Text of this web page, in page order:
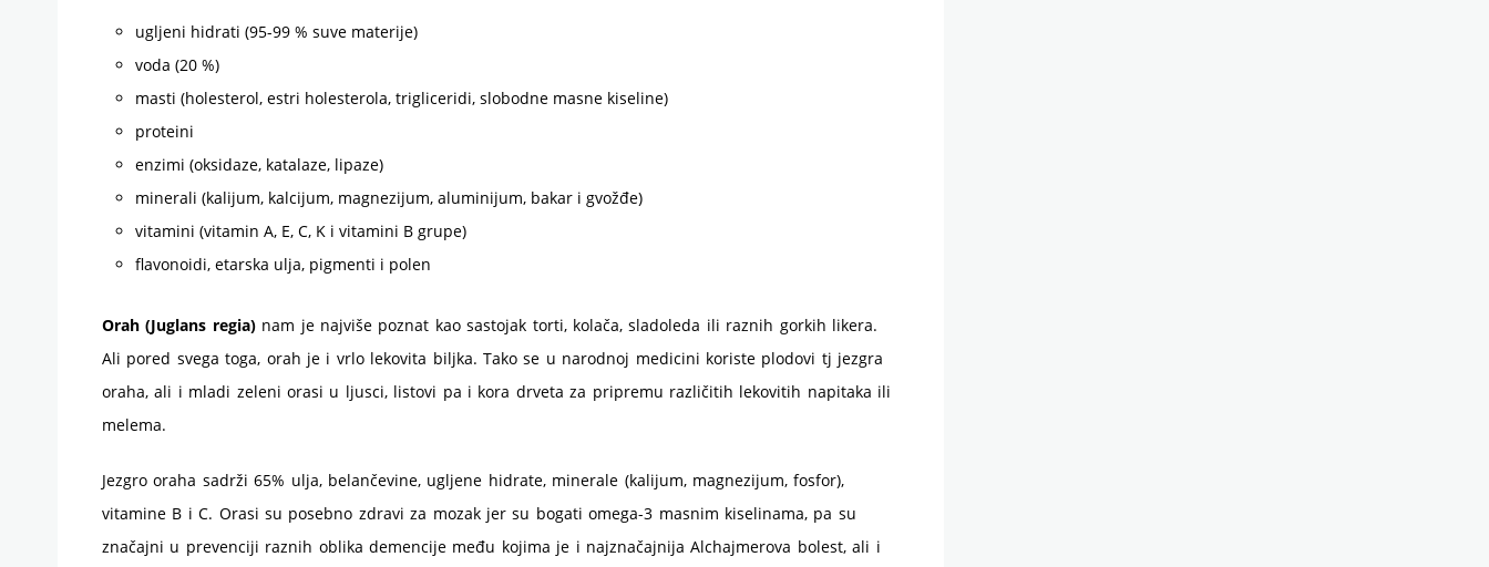
ugljeni hidrati (95-99 % suve materije)
voda (20 %)
masti (holesterol, estri holesterola, trigliceridi, slobodne masne kiseline)
proteini
enzimi (oksidaze, katalaze, lipaze)
minerali (kalijum, kalcijum, magnezijum, aluminijum, bakar i gvožđe)
vitamini (vitamin A, E, C, K i vitamini B grupe)
flavonoidi, etarska ulja, pigmenti i polen
Orah (Juglans regia)nam je najviše poznat kao sastojak torti, kolača, sladoleda ili raznih gorkih likera.
Ali pored svega toga, orah je i vrlo lekovita biljka. Tako se u narodnoj medicini koriste plodovi tj jezgra
oraha, ali i mladi zeleni orasi u ljusci, listovi pa i kora drveta za pripremu različitih lekovitih napitaka ili
melema.
Jezgro oraha sadrži 65% ulja, belančevine, ugljene hidrate, minerale (kalijum, magnezijum, fosfor),
vitamine B i C. Orasi su posebno zdravi za mozak jer su bogati omega-3 masnim kiselinama, pa su
značajni u prevenciji raznih oblika demencije među kojima je i najznačajnija Alchajmerova bolest, ali i